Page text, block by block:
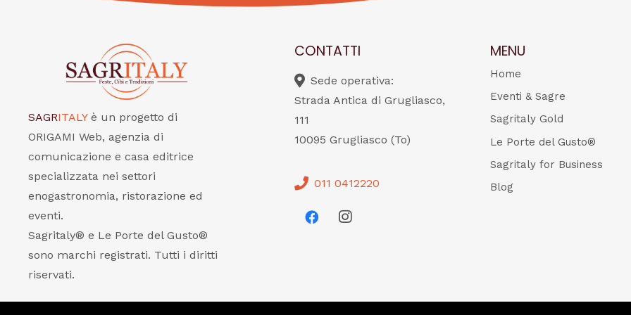
SAGRITALY è un progetto di
ORIGAMI Web, agenzia di
comunicazione e casa editrice
specializzata nei settori
enogastronomia, ristorazione ed
eventi.
Sagritaly® e Le Porte del Gusto®
sono marchi registrati. Tutti i diritti
riservati.
CONTATTI
Sede operativa:
Strada Antica di Grugliasco,
111
10095 Grugliasco (To)
011 0412220
MENU
Home
Eventi & Sagre
Sagritaly Gold
Le Porte del Gusto®
Sagritaly for Business
Blog